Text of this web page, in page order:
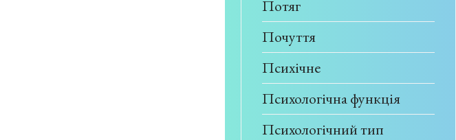
Потяг
Почуття
Психічне
Психологічна функція
Психологічний тип